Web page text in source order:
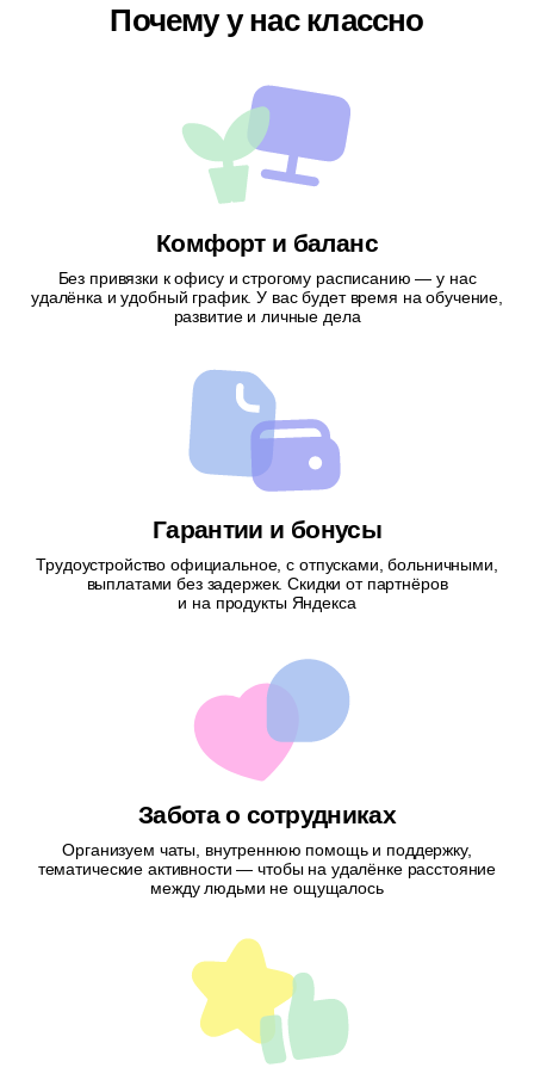
Почему у нас классно
Комфорт и баланс
Без привязки к офису и строгому расписанию — у нас
удалёнка и удобный график. У вас будет время на обучение,
развитие и личные дела
Гарантии и бонусы
Трудоустройство официальное, с отпусками, больничными,
выплатами без задержек. Скидки от партнёров
и на продукты Яндекса
Забота о сотрудниках
Организуем чаты, внутреннюю помощь и поддержку,
тематические активности — чтобы на удалёнке расстояние
между людьми не ощущалось